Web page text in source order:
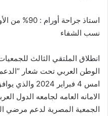
استاذ جراحة
نسب الشفاء
انطلاق الملتقي الثالث
الوطن العربي تحت شعار
امس 4 فبراير
الامانه العامه لجامعه الدول
الجمعية المصرية لدعم